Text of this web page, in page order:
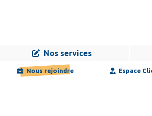
Navigation
Nos services
Nous rejoindre Espace